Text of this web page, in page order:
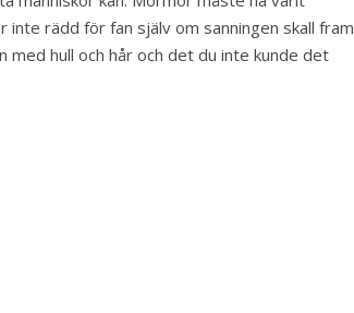
rädd för fan själv om sanningen skall fram
hull och hår och det du inte kunde det